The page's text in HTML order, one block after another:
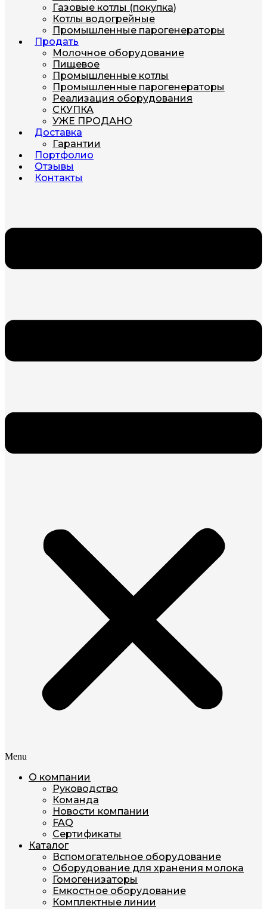
Газовые котлы (покупка)
Котлы водогрейные
Промышленные парогенераторы
Продать
Молочное оборудование
Пищевое
Промышленные котлы
Промышленные парогенераторы
Реализация оборудования
СКУПКА
УЖЕ ПРОДАНО
Доставка
Гарантии
Портфолио
Отзывы
Контакты
Menu
О компании
Руководство
Команда
Новости компании
FAQ
Сертификаты
Каталог
Вспомогательное оборудование
Оборудование для хранения молока
Гомогенизаторы
Емкостное оборудование
Комплектные линии